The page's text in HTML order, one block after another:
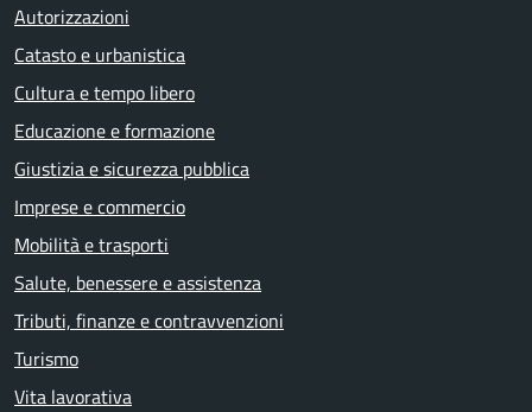
Autorizzazioni
Catasto e urbanistica
Cultura e tempo libero
Educazione e formazione
Giustizia e sicurezza pubblica
Imprese e commercio
Mobilità e trasporti
Salute, benessere e assistenza
Tributi, finanze e contravvenzioni
Turismo
Vita lavorativa